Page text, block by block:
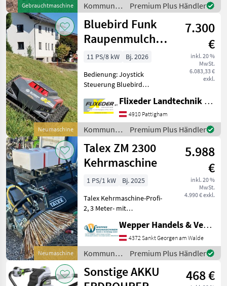
Gebrauchtmaschine
Kommunalgeräte
/ Stekro
Premium Plus Händler
Neumaschine
Bluebird Funk
Raupenmulcher
FM 24-70
7.300
€
inkl. 20 %
MwSt.
6.083,33 €
exkl.
11 PS/8 kW
Bj. 2026
Bedienung: Joystick
Steuerung Bluebird
Hybrid -mit Elektrischem -
Fahrantrieb Die Maschine
kann bei uns gerne
besichtigt u. vorgeführt
werden.
Flixeder Landtechnik GmbH
4910 Pattigham
Kommunalgeräte
/ Bluebird
Premium Plus Händler
Neumaschine
Talex ZM 2300
Kehrmaschine
5.988
€
inkl. 20 %
MwSt.
4.990 € exkl.
1 PS/1 kW
Bj. 2025
Talex Kehrmaschine-Profi-
2, 3 Meter- mit
Wannenentleerung-Anbau
an Dreipunktanbau und
zusätzlich Merlo ZM2
Schnellwechselanbau-
Gabelzinkenaufnahme- Se
Wepper Handels & Vermietungs GmbH
4372 Sankt Georgen am Walde
Kommunalgeräte
/ Talex
Premium Plus Händler
Sonstige AKKU
468 €